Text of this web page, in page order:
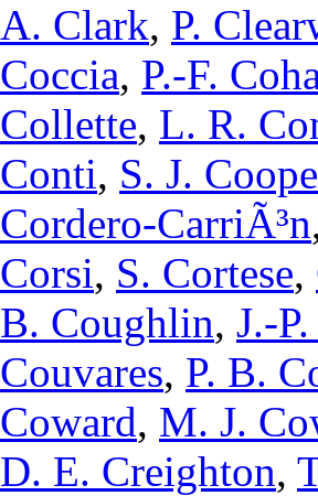
A. Clark, P.
Coccia, P.-F.
Collette, L. R.
Conti, S. J.
Cordero-CarriÃ³n
Corsi, S. Cortese,
B. Coughlin, J.-
Couvares, P. B.
Coward, M. J.
D. E. Creighton,